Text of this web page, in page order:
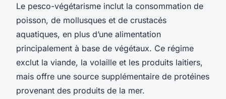
Le pesco-végétarisme inclut la consommation de
poisson, de mollusques et de crustacés
aquatiques, en plus d’une alimentation
principalement à base de végétaux. Ce régime
exclut la viande, la volaille et les produits laitiers,
mais offre une source supplémentaire de protéines
provenant des produits de la mer.